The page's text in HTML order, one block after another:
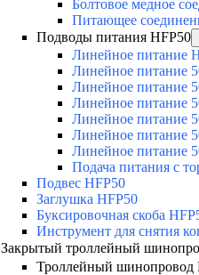
Болтовое медное
Питающее
Подводы питания HFP50
Линейное питание
Линейное питание
Линейное питание
Линейное питание
Линейное питание
Линейное питание
Линейное питание
Подача питания с
Подвес HFP50
Заглушка HFP50
Буксировочная скоба
Инструмент для снятия
Закрытый троллейный
Троллейный шинопровод